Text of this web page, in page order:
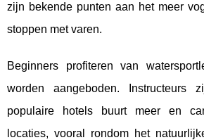
zijn bekende punten aan het meer
stoppen met varen.
Beginners profiteren van
worden aangeboden. Instructeurs
populaire hotels buurt meer en
locaties, vooral rondom het